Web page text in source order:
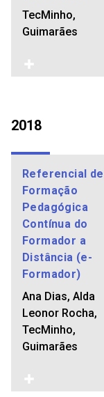
TecMinho,
Guimarães
2018
Referencial de
Formação
Pedagógica
Contínua do
Formador a
Distância (e-
Formador)
Ana Dias, Alda
Leonor Rocha,
TecMinho,
Guimarães